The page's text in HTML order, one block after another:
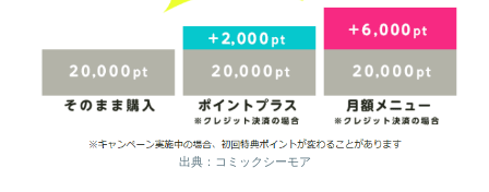
出典：コミックシーモア